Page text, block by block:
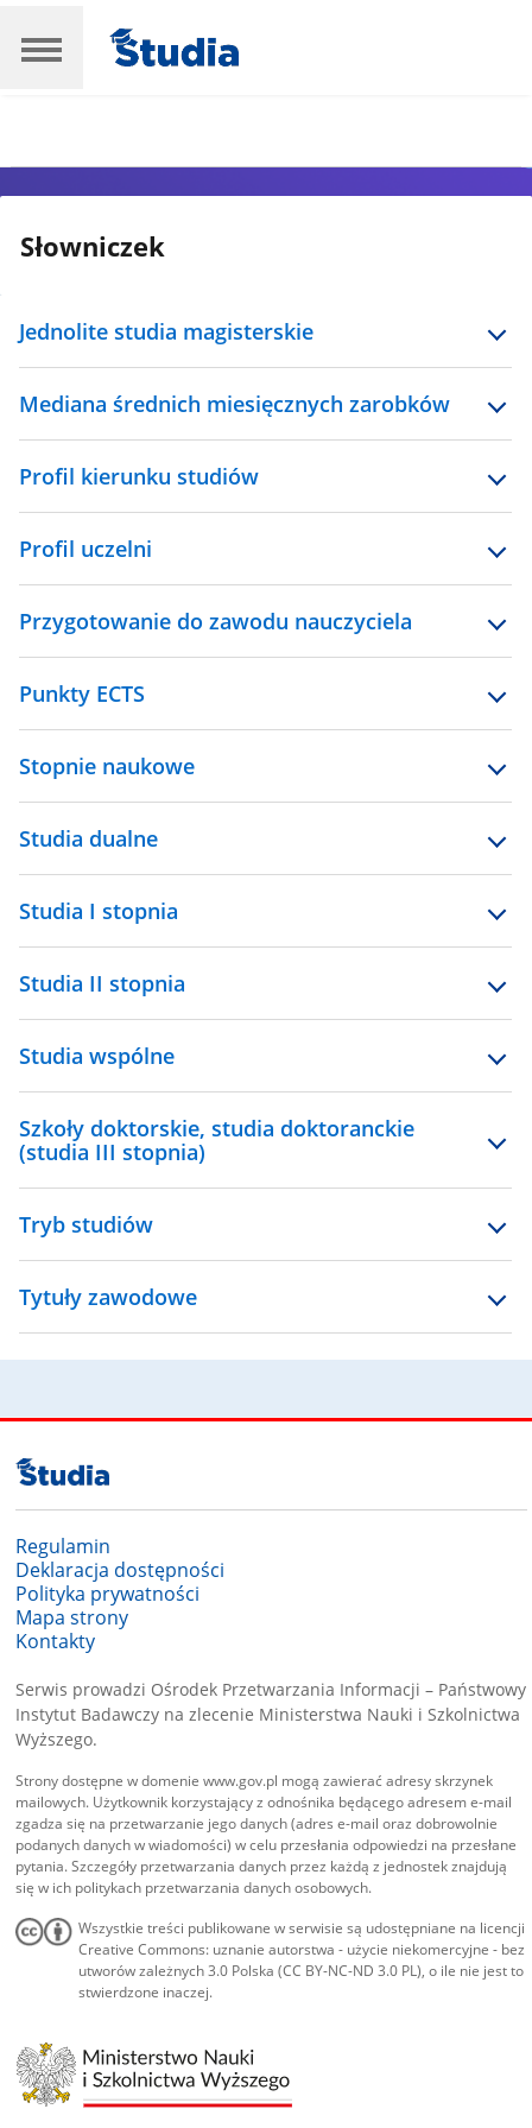
Słowniczek
Jednolite studia magisterskie
Mediana średnich miesięcznych zarobków
Profil kierunku studiów
Profil uczelni
Przygotowanie do zawodu nauczyciela
Punkty ECTS
Stopnie naukowe
Studia dualne
Studia I stopnia
Studia II stopnia
Studia wspólne
Szkoły doktorskie, studia doktoranckie
(studia III stopnia)
Tryb studiów
Tytuły zawodowe
Regulamin
Deklaracja dostępności
Mapa strony
Kontakty
Serwis prowadzi Ośrodek Przetwarzania Informacji – Państwowy
Instytut Badawczy na zlecenie Ministerstwa Nauki i Szkolnictwa
Wyższego.
Strony dostępne w domenie www.gov.pl mogą zawierać adresy skrzynek
mailowych. Użytkownik korzystający z odnośnika będącego adresem e-mail
zgadza się na przetwarzanie jego danych (adres e-mail oraz dobrowolnie
podanych danych w wiadomości) w celu przesłania odpowiedzi na przesłane
pytania. Szczegóły przetwarzania danych przez każdą z jednostek znajdują
się w ich politykach przetwarzania danych osobowych.
Wszystkie treści publikowane w serwisie są udostępniane na licencji
Creative Commons: uznanie autorstwa - użycie niekomercyjne - bez
utworów zależnych 3.0 Polska (CC BY-NC-ND 3.0 PL), o ile nie jest to
stwierdzone inaczej.